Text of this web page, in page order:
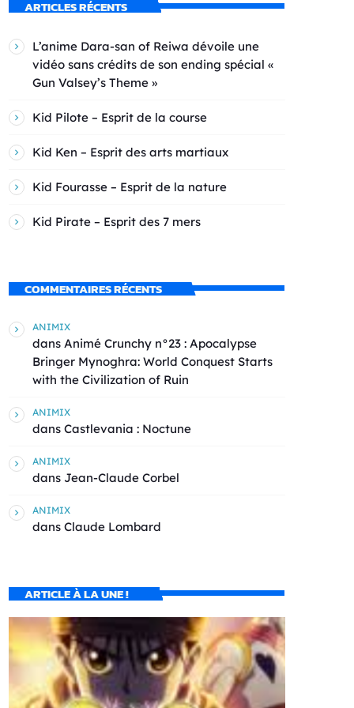
ARTICLES RÉCENTS
L’anime Dara-san of Reiwa dévoile une
vidéo sans crédits de son ending spécial «
Gun Valsey’s Theme »
Kid Pilote – Esprit de la course
Kid Ken – Esprit des arts martiaux
Kid Fourasse – Esprit de la nature
Kid Pirate – Esprit des 7 mers
COMMENTAIRES RÉCENTS
ANIMIX
dans Animé Crunchy n°23 : Apocalypse
Bringer Mynoghra: World Conquest Starts
with the Civilization of Ruin
ANIMIX
dans Castlevania : Noctune
ANIMIX
dans Jean-Claude Corbel
ANIMIX
dans Claude Lombard
ARTICLE À LA UNE !